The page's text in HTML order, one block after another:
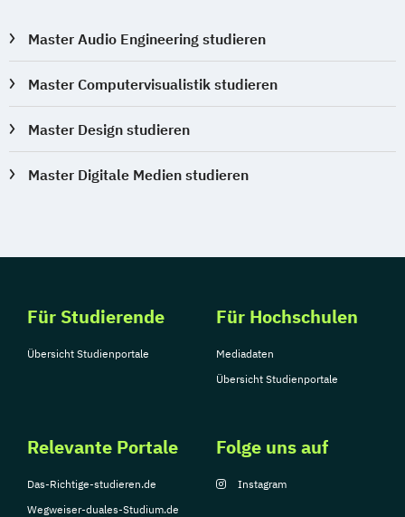
Master Audio Engineering studieren
Master Computervisualistik studieren
Master Design studieren
Master Digitale Medien studieren
Für Studierende
Übersicht Studienportale
Für Hochschulen
Mediadaten
Übersicht Studienportale
Relevante Portale
Das-Richtige-studieren.de
Wegweiser-duales-Studium.de
Folge uns auf
Instagram